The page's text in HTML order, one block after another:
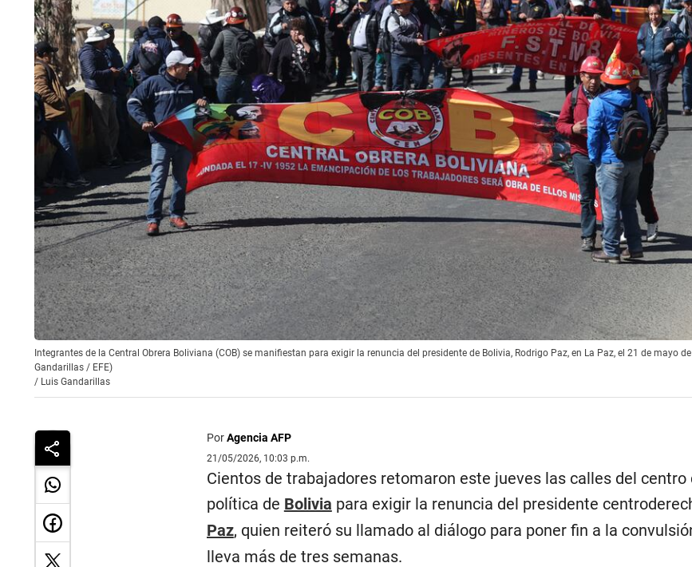
Integrantes de la Central Obrera Boliviana (COB) se manifiestan para exigir la renuncia del presidente de Bolivia, Rodrigo Paz, en La Paz, el 21 de mayo
Gandarillas / EFE)
/ Luis Gandarillas
PorAgencia AFP
21/05/2026, 10:03 p.m.
Cientos de trabajadores retomaron este jueves las calles del centro
política de Bolivia para exigir la renuncia del presidente
Paz, quien reiteró su llamado al diálogo para poner fin a la
lleva más de tres semanas.